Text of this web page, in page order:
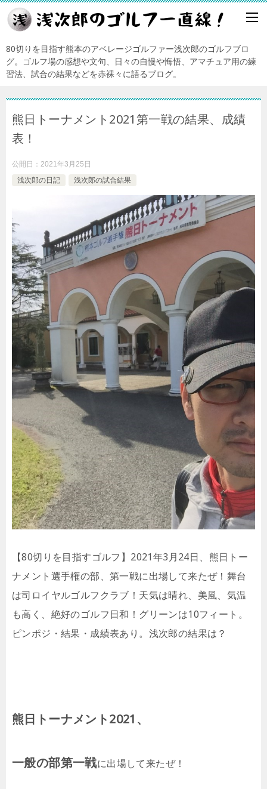
80切りを目指す熊本のアベレージゴルファー浅次郎のゴルフブロ
グ。ゴルフ場の感想や文句、日々の自慢や悔悟、アマチュア用の練
習法、試合の結果などを赤裸々に語るブログ。
熊日トーナメント2021第一戦の結果、成績
表！
公開日： 2021年3月25日
浅次郎の日記
浅次郎の試合結果
【80切りを目指すゴルフ】2021年3月24日、熊日トー
ナメント選手権の部、第一戦に出場して来たぜ！舞台
は司ロイヤルゴルフクラブ！天気は晴れ、美風、気温
も高く、絶好のゴルフ日和！グリーンは10フィート。
ピンポジ・結果・成績表あり。浅次郎の結果は？
熊日トーナメント2021、
一般の部第一戦に出場して来たぜ！